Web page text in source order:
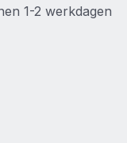
1-2 werkdagen